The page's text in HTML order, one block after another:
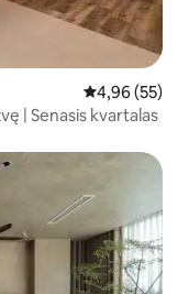
Vidutinis
4,96 (55)
| Senasis kvartalas